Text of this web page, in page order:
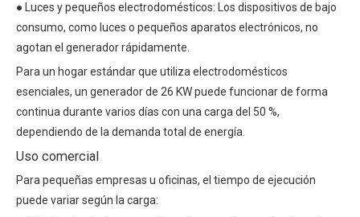
● Luces y pequeños electrodomésticos: Los dispositivos de bajo
consumo, como luces o pequeños aparatos electrónicos, no
agotan el generador rápidamente.
Para un hogar estándar que utiliza electrodomésticos
esenciales, un generador de 26 KW puede funcionar de forma
continua durante varios días con una carga del 50 %,
dependiendo de la demanda total de energía.
Uso comercial
Para pequeñas empresas u oficinas, el tiempo de ejecución
puede variar según la carga: